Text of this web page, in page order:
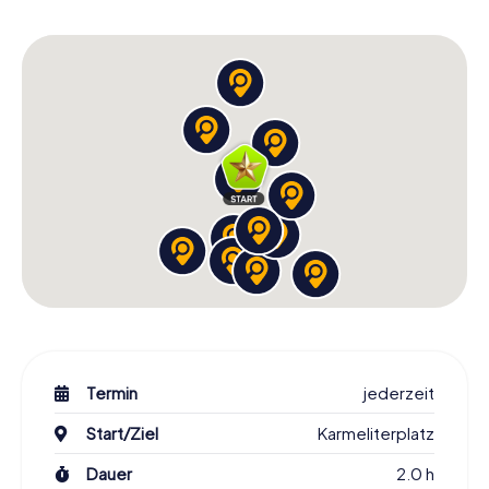
Die Schnitzeljagd in Mainz bietet euch die Möglichkeit, die
reiche Geschichte der Stadt hautnah zu erleben. Vom
römischen Mogontiacum bis zur heutigen modernen Stadt
hat Mainz viele Veränderungen durchlaufen. Auf eurer Tour
werdet ihr an historischen Orten vorbeikommen und
interessante Fakten über die Entwicklung der Stadt
erfahren. Die Aufgaben der Schnitzeljagd sind so
gestaltet, dass sie nicht nur die Sehenswürdigkeiten,
sondern auch die Geschichte und Kultur von Mainz auf
unterhaltsame Weise näherbringen.
Während der Schnitzeljagd in Mainz werdet ihr auch auf
euch faszinieren werden. Diese Anekdoten sind in die
Aufgaben integriert, sodass ihr nicht nur die Stadt,
sondern auch ihre außergewöhnlichen Bewohner
kennenlernen könnt.
Termin
jederzeit
Start/Ziel
Karmeliterplatz
Dauer
2.0 h